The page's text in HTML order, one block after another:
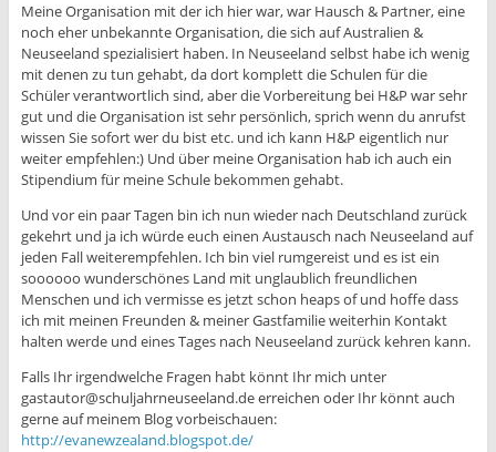
Meine Organisation mit der ich hier war, war Hausch & Partner, eine
noch eher unbekannte Organisation, die sich auf Australien &
Neuseeland spezialisiert haben. In Neuseeland selbst habe ich wenig
mit denen zu tun gehabt, da dort komplett die Schulen für die
Schüler verantwortlich sind, aber die Vorbereitung bei H&P war sehr
gut und die Organisation ist sehr persönlich, sprich wenn du anrufst
wissen Sie sofort wer du bist etc. und ich kann H&P eigentlich nur
weiter empfehlen:) Und über meine Organisation hab ich auch ein
Stipendium für meine Schule bekommen gehabt.
Und vor ein paar Tagen bin ich nun wieder nach Deutschland zurück
gekehrt und ja ich würde euch einen Austausch nach Neuseeland auf
jeden Fall weiterempfehlen. Ich bin viel rumgereist und es ist ein
soooooo wunderschönes Land mit unglaublich freundlichen
Menschen und ich vermisse es jetzt schon heaps of und hoffe dass
ich mit meinen Freunden & meiner Gastfamilie weiterhin Kontakt
halten werde und eines Tages nach Neuseeland zurück kehren kann.
Falls Ihr irgendwelche Fragen habt könnt Ihr mich unter
gastautor@schuljahrneuseeland.de erreichen oder Ihr könnt auch
gerne auf meinem Blog vorbeischauen:
http://evanewzealand.blogspot.de/